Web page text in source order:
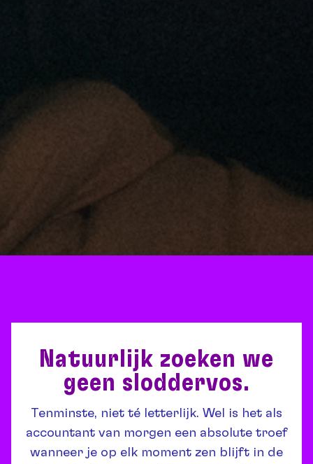
Natuurlijk zoeken we
geen sloddervos.
Tenminste, niet té letterlijk. Wel is het als
accountant van morgen een absolute troef
wanneer je op elk moment zen blijft in de